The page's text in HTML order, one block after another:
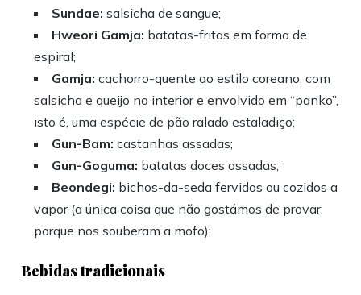
Sundae: salsicha de sangue;
Hweori Gamja: batatas-fritas em forma de
espiral;
Gamja: cachorro-quente ao estilo coreano, com
salsicha e queijo no interior e envolvido em “panko”,
isto é, uma espécie de pão ralado estaladiço;
Gun-Bam:castanhas assadas;
Gun-Goguma: batatas doces assadas;
Beondegi: bichos-da-seda fervidos ou cozidos a
vapor (a única coisa que não gostámos de provar,
porque nos souberam a mofo);
Bebidas tradicionais